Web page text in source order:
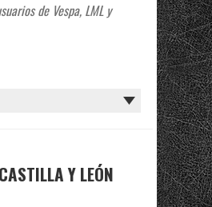
de Vespa, LML y
CASTILLA Y LEÓN